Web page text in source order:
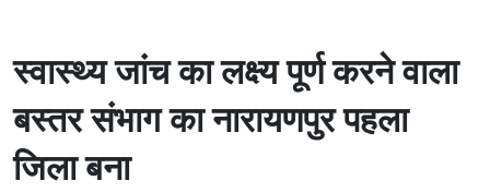
स्वास्थ्य जांच का लक्ष्य पूर्ण करने वाला
बस्तर संभाग का नारायणपुर पहला
जिला बना